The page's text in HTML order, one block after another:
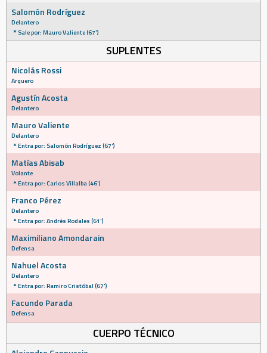
Salomón Rodríguez
Delantero
Sale por: Mauro Valiente (67')
SUPLENTES
Nicolás Rossi
Arquero
Agustín Acosta
Delantero
Mauro Valiente
Delantero
Entra por: Salomón Rodríguez (67')
Matías Abisab
Volante
Entra por: Carlos Villalba (46')
Franco Pérez
Delantero
Entra por: Andrés Rodales (61')
Maximiliano Amondarain
Defensa
Nahuel Acosta
Delantero
Entra por: Ramiro Cristóbal (67')
Facundo Parada
Defensa
CUERPO TÉCNICO